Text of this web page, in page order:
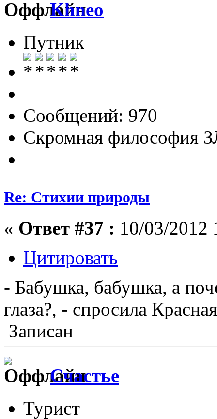
Khneo
Путник
Сообщений: 970
Скромная философия
Re: Стихии природы
« Ответ #37 : 10/03/2012
Цитировать
- Бабушка, бабушка, а
глаза?, - спросила
Записан
Счастье
Турист